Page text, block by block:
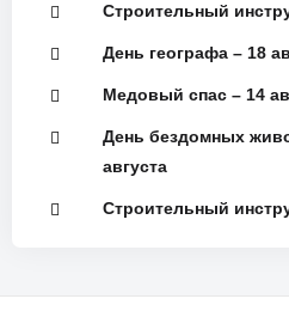
Строительный
День географа – 18
Медовый спас – 14
День бездомных
августа
Строительный